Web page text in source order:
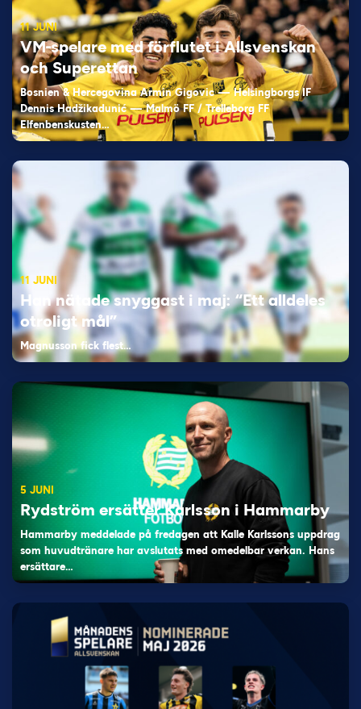
11 JUNI
VM-spelare med förflutet i Allsvenskan
och Superettan
Bosnien & Hercegovina Armin Gigovic — Helsingborgs IF
Dennis Hadžikadunić — Malmö FF / Trelleborg FF
Elfenbenskusten…
11 JUNI
Han nätade snyggast i maj: “Ett alldeles
otroligt mål”
Magnusson fick flest…
5 JUNI
Rydström ersätter Karlsson i Hammarby
Hammarby meddelade på fredagen att Kalle Karlssons uppdrag
som huvudtränare har avslutats med omedelbar verkan. Hans
ersättare…